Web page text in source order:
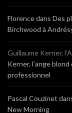
Florencedans Des
Birchwood à
Guillaume Kerner,
Kerner, l’ange
professionnel
Pascal Couzinet
New Morning